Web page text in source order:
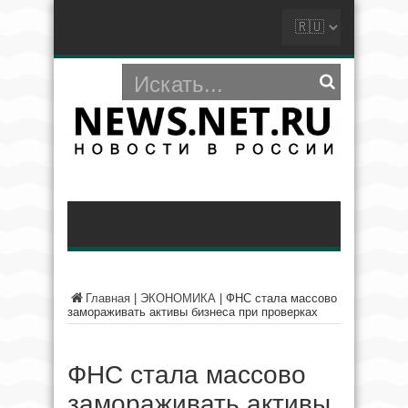
Главная ЭКОНОМИКА
ФНС стала массово
замораживать активы бизнеса при проверках
ФНС стала массово